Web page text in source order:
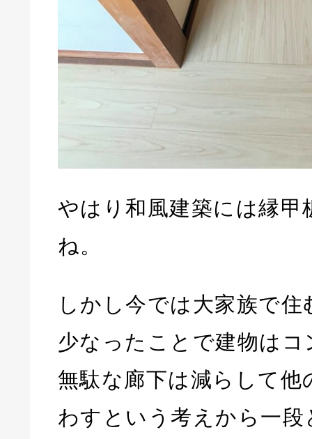
やはり和風建築には縁甲
ね。
しかし今では大家族で
少なったことで建物は
無駄な廊下は減らして他
わすという考えから一